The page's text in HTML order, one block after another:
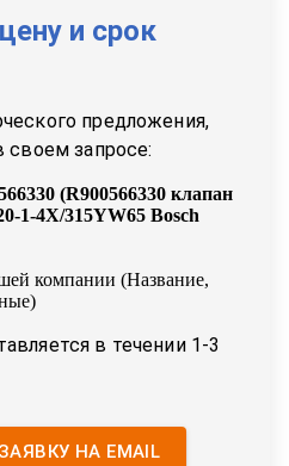
и срок
предложения,
своем запросе:
(R900566330 клапан
1-4X/315YW65 Bosch
компании (Название,
в течении 1-3
НА EMAIL